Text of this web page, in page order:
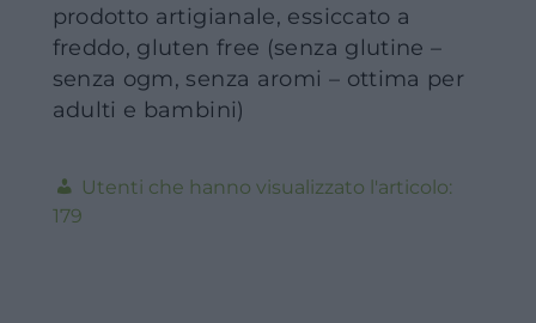
prodotto artigianale, essiccato a
freddo, gluten free (senza glutine –
senza ogm, senza aromi – ottima per
adulti e bambini)
179